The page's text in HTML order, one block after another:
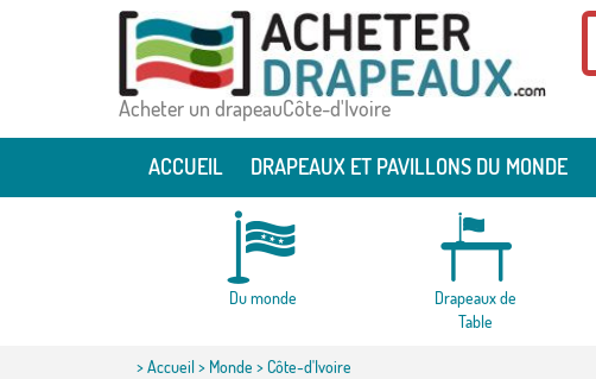
Acheter un drapeauCôte-d'Ivoire
ACCUEIL DRAPEAUX ET PAVILLONS DU MONDE
Du monde
Drapeaux de
Table
>Accueil> Monde > Côte-d'Ivoire